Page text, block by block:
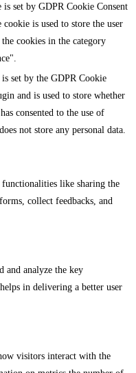
is set by GDPR Cookie Consent
is used to store the user
cookies in the category
set by the GDPR Cookie
and is used to store whether
consented to the use of
not store any personal data.
like sharing the
collect feedbacks, and
and analyze the key
in delivering a better user
visitors interact with the